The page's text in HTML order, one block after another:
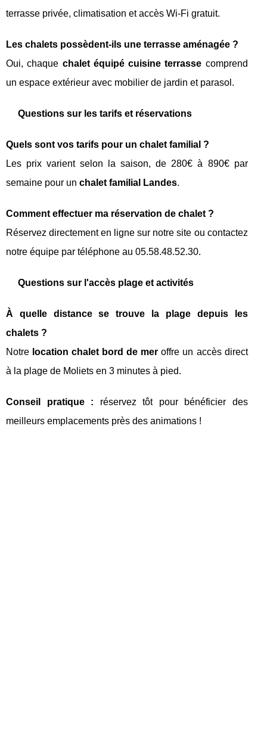
terrasse privée, climatisation et accès Wi-Fi gratuit.
Les chalets possèdent-ils une terrasse aménagée ?
Oui, chaque chalet équipé cuisine terrasse comprend
un espace extérieur avec mobilier de jardin et parasol.
Questions sur les tarifs et réservations
Quels sont vos tarifs pour un chalet familial ?
Les prix varient selon la saison, de 280€ à 890€ par
semaine pour un chalet familial Landes.
Comment effectuer ma réservation de chalet ?
Réservez directement en ligne sur notre site ou contactez
notre équipe par téléphone au 05.58.48.52.30.
Questions sur l'accès plage et activités
À quelle distance se trouve la plage depuis les
chalets ?
Notre location chalet bord de mer offre un accès direct
à la plage de Moliets en 3 minutes à pied.
Conseil pratique : réservez tôt pour bénéficier des
meilleurs emplacements près des animations !